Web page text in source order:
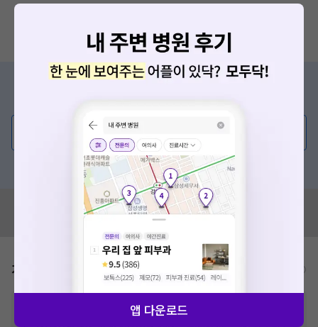
💬 무엇이든 물어보세요
혹은, 의료상담 서비스에 다양한 게시글 보러가기
혹시 잘못된 병원정보가 있나요?
모두닥 팀에 알려주세요!
가격표 비급여/급여 진료란?
추가비용 등으로 실제 가격과 상이할 수 있으니, 정확
한 가격은 해당 의료기관에 직접 문의해주세요.
앱 다운로드